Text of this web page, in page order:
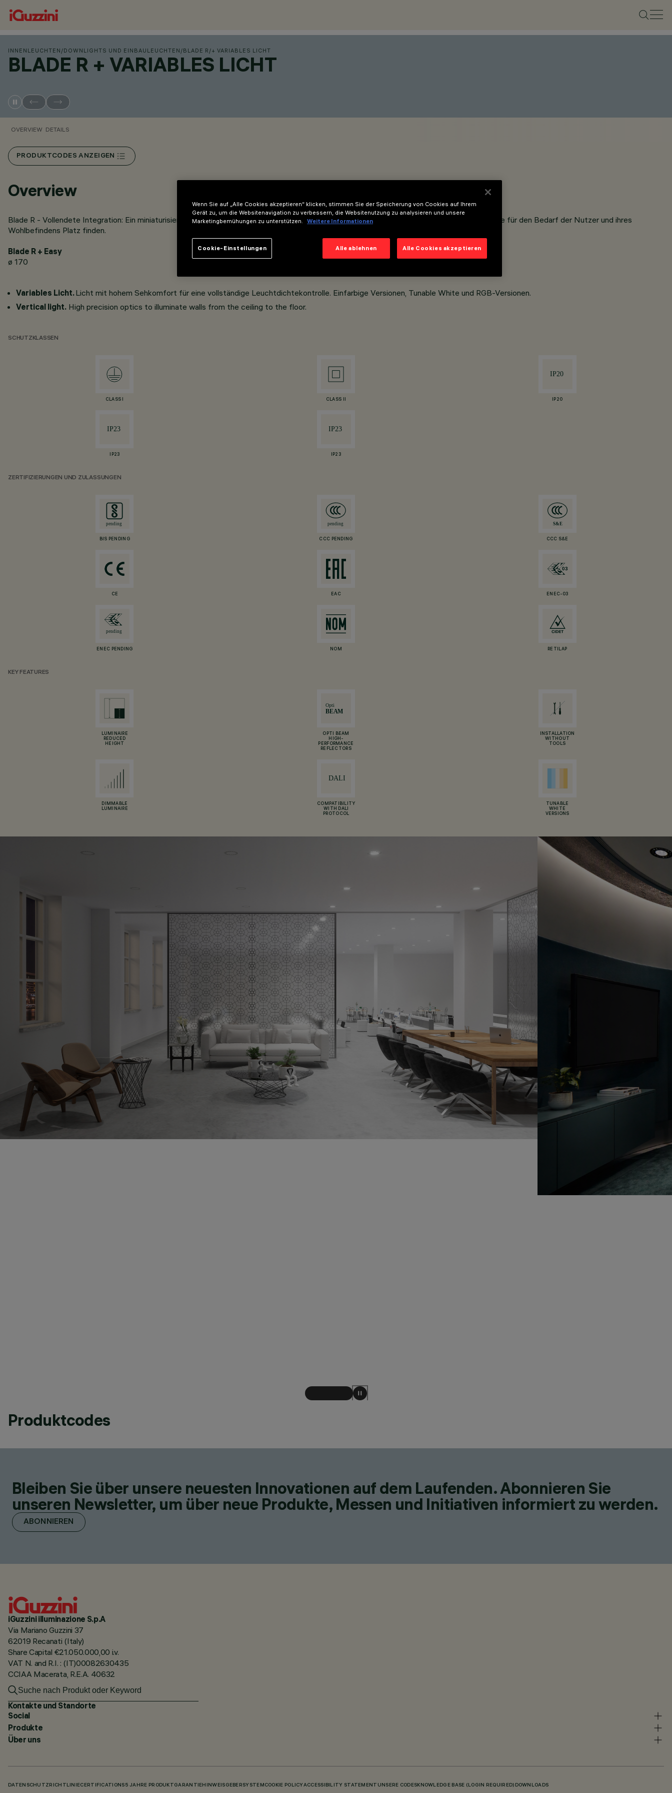
INNENLEUCHTEN /DOWNLIGHTS UND EINBAULEUCHTEN /BLADE R /+ VARIABLES LICHT
BLADE R + VARIABLES LICHT
OVERVIEW DETAILS
PRODUKTCODES ANZEIGEN
Overview
Blade R - Vollendete Integration: Ein miniaturisierter und kompakter Lichtring mit hohem Sehkomfort, in dessen Mitte unterschiedliche Geräte für den Bedarf der Nutzer und ihres
Wohlbefindens Platz finden.
Blade R + Easy
ø 170
Variables Licht.Licht mit hohem Sehkomfort für eine vollständige Leuchtdichtekontrolle. Einfarbige Versionen, Tunable White und RGB-Versionen.
Vertical light. High precision optics to illuminate walls from the ceiling to the floor.
SCHUTZKLASSEN
CLASS I CLASS II IP20
IP23 IP23
ZERTIFIZIERUNGEN UND ZULASSUNGEN
BIS PENDING CCC PENDING CCC S&E
CE EAC ENEC-03
ENEC PENDING NOM RETILAP
KEY FEATURES
LUMINAIRE
REDUCED
HEIGHT
OPTI BEAM
HIGH-
PERFORMANCE
REFLECTORS
INSTALLATION
WITHOUT
TOOLS
DIMMABLE
LUMINAIRE
COMPATIBILITY
WITH DALI
PROTOCOL
TUNABLE
WHITE
VERSIONS
Produktcodes
Bleiben Sie über unsere neuesten Innovationen auf dem Laufenden. Abonnieren Sie
unseren Newsletter, um über neue Produkte, Messen und Initiativen informiert zu werden.
ABONNIEREN
iGuzzini illuminazione S.p.A
Via Mariano Guzzini 37
62019 Recanati (Italy)
Share Capital €21.050.000,00 i.v.
VAT N. and R.I. : (IT)00082630435
CCIAA Macerata, R.E.A. 40632
Kontakte und Standorte
Social
Produkte
Über uns
DATENSCHUTZRICHTLINIECERTIFICATIONS 5 JAHRE PRODUKTGARANTIE HINWEISGEBERSYSTEM COOKIE POLICY ACCESSIBILITY STATEMENT UNSERE CODES KNOWLEDGE BASE (LOGIN REQUIRED) DOWNLOADS
Wenn Sie auf „Alle Cookies akzeptieren“ klicken, stimmen Sie der Speicherung von Cookies auf Ihrem
Gerät zu, um die Websitenavigation zu verbessern, die Websitenutzung zu analysieren und unsere
Marketingbemühungen zu unterstützen.
Weitere Informationen
Alle ablehnen Alle Cookies akzeptieren
Cookie-Einstellungen